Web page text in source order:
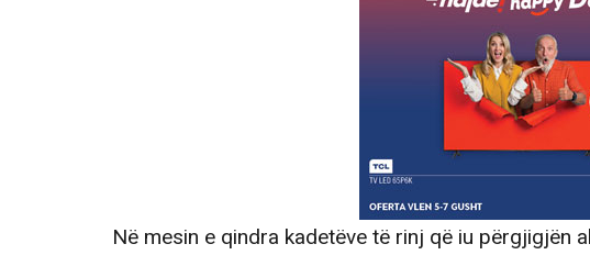
Në mesin e qindra kadetëve të rinj që iu përgjigjën